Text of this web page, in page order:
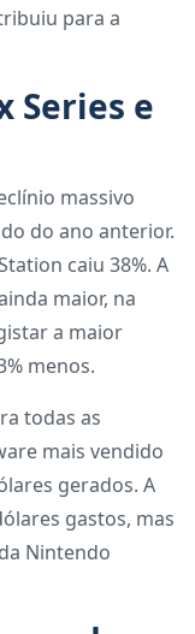
para a
Series e
massivo
do ano anterior.
caiu 38%. A
maior, na
a maior
menos.
todas as
mais vendido
gerados. A
gastos, mas
Nintendo